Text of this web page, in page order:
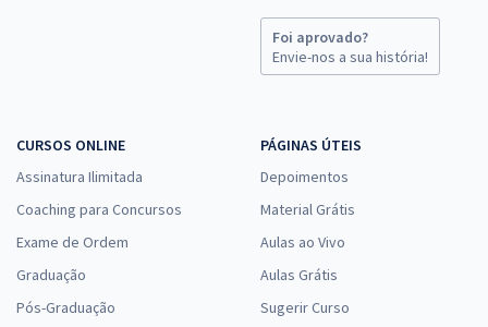
Foi aprovado?
Envie-nos a sua história!
CURSOS ONLINE
Assinatura Ilimitada
Coaching para Concursos
Exame de Ordem
Graduação
Pós-Graduação
PÁGINAS ÚTEIS
Depoimentos
Material Grátis
Aulas ao Vivo
Aulas Grátis
Sugerir Curso